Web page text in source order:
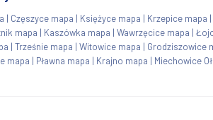
| Częszyce mapa | Księżyce mapa | Krzepice mapa |
mapa | Kaszówka mapa | Wawrzęcice mapa |
| Trześnie mapa | Witowice mapa | Grodziszowice
mapa | Pławna mapa | Krajno mapa | Miechowice